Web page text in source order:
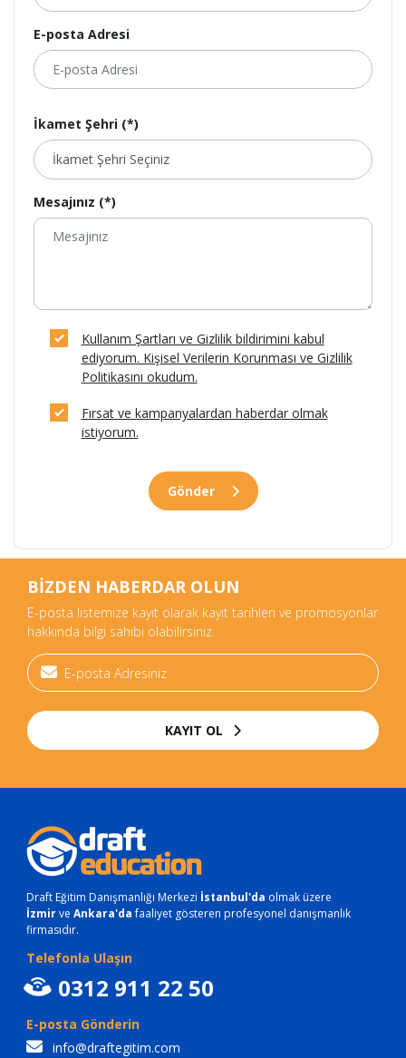
E-posta Adresi
İkamet Şehri (*)
Mesajınız (*)
Kullanım Şartları ve Gizlilik bildirimini kabul
ediyorum. Kişisel Verilerin Korunması ve Gizlilik
Politikasını okudum.
Fırsat ve kampanyalardan haberdar olmak
istiyorum.
Gönder
BİZDEN HABERDAR OLUN
E-posta listemize kayıt olarak kayıt tarihleri ve promosyonlar
hakkında bilgi sahibi olabilirsiniz.
KAYIT OL
Draft Eğitim Danışmanlığı Merkezi İstanbul'da olmak üzere
İzmirve Ankara'dafaaliyet gösteren profesyonel danışmanlık
firmasıdır.
Telefonla Ulaşın
0312 911 22 50
E-posta Gönderin
info@draftegitim.com